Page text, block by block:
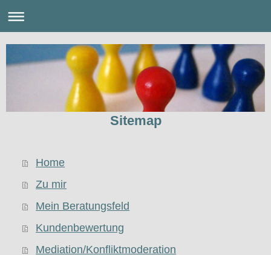
Sitemap
Home
Zu mir
Mein Beratungsfeld
Kundenbewertung
Mediation/Konfliktmoderation